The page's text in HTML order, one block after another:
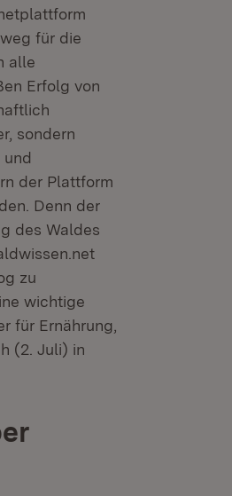
für die
alle
Erfolg von
sondern
der Plattform
Denn der
des Waldes
zu
wichtige
für Ernährung,
(2. Juli) in